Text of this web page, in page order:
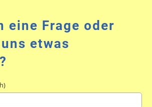
eine Frage oder
etwas